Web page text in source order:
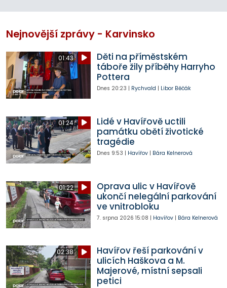
Nejnovější zprávy - Karvinsko
01:43
Děti na příměstském
táboře žily příběhy Harryho
Pottera
Dnes 20:23 | Rychvald | Libor Běčák
01:24
Lidé v Havířově uctili
památku obětí životické
tragédie
Dnes 9:53 | Havířov| Bára Kelnerová
01:22
Oprava ulic v Havířově
ukončí nelegální parkování
ve vnitrobloku
7. srpna 2026 15:08 | Havířov| Bára Kelnerová
02:38
Havířov řeší parkování v
ulicích Haškova a M.
Majerové, místní sepsali
petici